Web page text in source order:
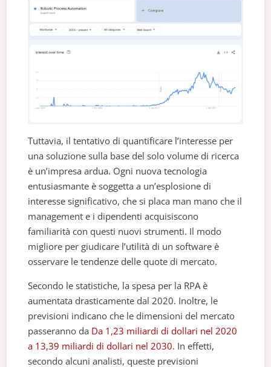
Tuttavia, il tentativo di quantificare l’interesse per
una soluzione sulla base del solo volume di ricerca
è un’impresa ardua. Ogni nuova tecnologia
entusiasmante è soggetta a un’esplosione di
interesse significativo, che si placa man mano che il
management e i dipendenti acquisiscono
familiarità con questi nuovi strumenti. Il modo
migliore per giudicare l’utilità di un software è
osservare le tendenze delle quote di mercato.
Secondo le statistiche, la spesa per la RPA è
aumentata drasticamente dal 2020. Inoltre, le
previsioni indicano che le dimensioni del mercato
passeranno da Da 1,23 miliardi di dollari nel 2020
a 13,39 miliardi di dollari nel 2030. In effetti,
secondo alcuni analisti, queste previsioni